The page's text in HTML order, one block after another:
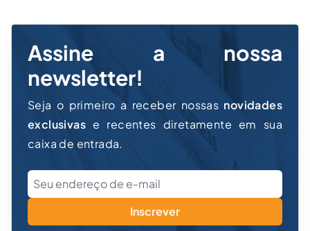
Assine a nossa
newsletter!
Seja o primeiro a receber nossas novidades
exclusivas e recentes diretamente em sua
caixa de entrada.
Inscrever